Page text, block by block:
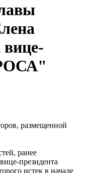
вице-
размещенной
ранее
президента
истек в начале